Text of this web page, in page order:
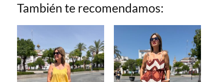
También te recomendamos: